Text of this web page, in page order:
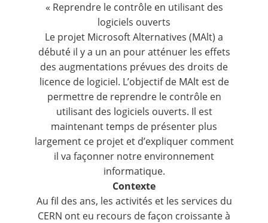
Nous suivre« Reprendre le contrôle en utilisant des
logiciels ouverts
Le projet Microsoft Alternatives (MAlt) a
débuté il y a un an pour atténuer les effets
des augmentations prévues des droits de
licence de logiciel. L’objectif de MAlt est de
permettre de reprendre le contrôle en
utilisant des logiciels ouverts. Il est
maintenant temps de présenter plus
largement ce projet et d’expliquer comment
il va façonner notre environnement
informatique.
Contexte
Au fil des ans, les activités et les services du
CERN ont eu recours de façon croissante à